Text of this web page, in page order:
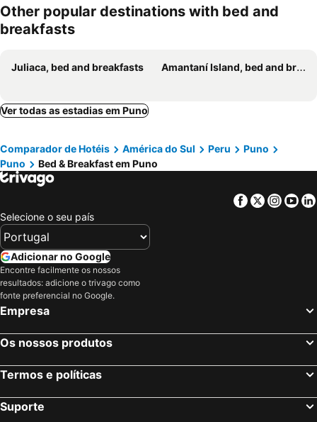
mento
Other popular destinations with bed and
breakfasts
Juliaca, bed and breakfasts Amantaní Island, bed and breakfasts
Ver todas as estadias em Puno
Comparador de Hotéis América do Sul Peru
Puno
Puno
Bed & Breakfast em Puno
Facebook
Twitter
Selecione o seu país
Adicionar no Google
Encontre facilmente os nossos
resultados: adicione o trivago como
fonte preferencial no Google.
Empresa
Os nossos produtos
Termos e políticas
Suporte